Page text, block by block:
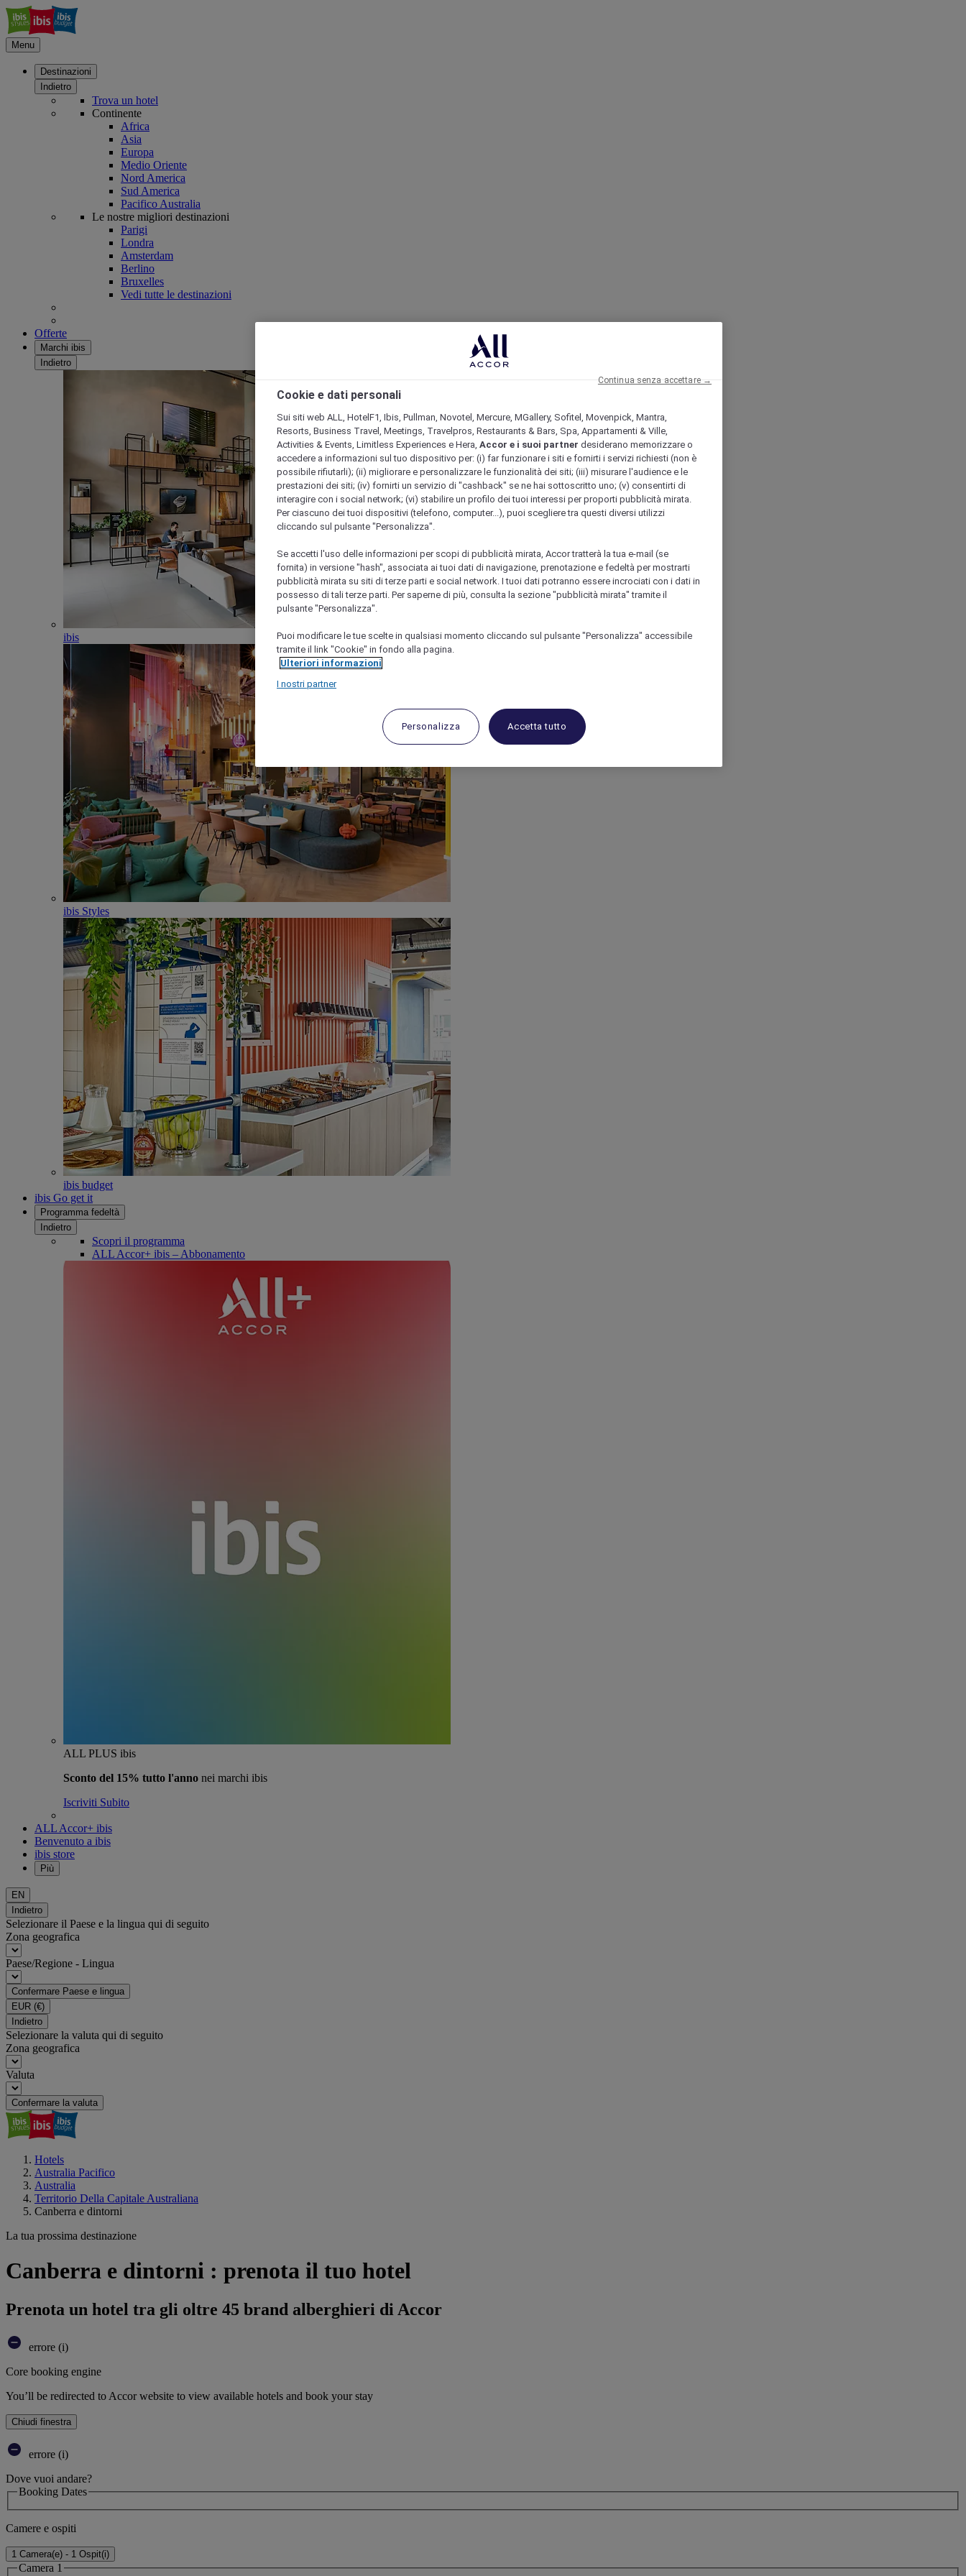
Menu
Destinazioni
Indietro
Trova un hotel
Continente
Africa
Asia
Europa
Medio Oriente
Nord America
Sud America
Pacifico Australia
Le nostre migliori destinazioni
Parigi
Londra
Amsterdam
Berlino
Bruxelles
Vedi tutte le destinazioni
Offerte
Marchi ibis
Indietro
ibis
ibis Styles
ibis budget
ibis Go get it
Programma fedeltà
Indietro
Scopri il programma
ALL Accor+ ibis – Abbonamento
ALL PLUS ibis
Sconto del 15% tutto l'anno nei marchi ibis
Iscriviti Subito
ALL Accor+ ibis
Benvenuto a ibis
ibis store
Più
EN
Indietro
Selezionare il Paese e la lingua qui di seguito
Zona geografica
Paese/Regione - Lingua
Confermare Paese e lingua
EUR (€)
Indietro
Selezionare la valuta qui di seguito
Zona geografica
Valuta
Confermare la valuta
Hotels
Australia Pacifico
Australia
Territorio Della Capitale Australiana
Canberra e dintorni
La tua prossima destinazione
Canberra e dintorni : prenota il tuo hotel
Prenota un hotel tra gli oltre 45 brand alberghieri di Accor
errore (i)
Core booking engine
You’ll be redirected to Accor website to view available hotels and book your stay
Chiudi finestra
errore (i)
Dove vuoi andare?
Booking Dates
Camere e ospiti
1 Camera(e) - 1 Ospit(i)
Camera 1
Cookie e dati personali
Sui siti web ALL, HotelF1, Ibis, Pullman, Novotel, Mercure, MGallery, Sofitel, Movenpick, Mantra,
Resorts, Business Travel, Meetings, Travelpros, Restaurants & Bars, Spa, Appartamenti & Ville,
Activities & Events, Limitless Experiences e Hera, Accor e i suoi partner desiderano memorizzare o
accedere a informazioni sul tuo dispositivo per: (i) far funzionare i siti e fornirti i servizi richiesti (non è
possibile rifiutarli); (ii) migliorare e personalizzare le funzionalità dei siti; (iii) misurare l'audience e le
prestazioni dei siti; (iv) fornirti un servizio di "cashback" se ne hai sottoscritto uno; (v) consentirti di
interagire con i social network; (vi) stabilire un profilo dei tuoi interessi per proporti pubblicità mirata.
Per ciascuno dei tuoi dispositivi (telefono, computer...), puoi scegliere tra questi diversi utilizzi
cliccando sul pulsante "Personalizza".
Se accetti l'uso delle informazioni per scopi di pubblicità mirata, Accor tratterà la tua e-mail (se
fornita) in versione "hash", associata ai tuoi dati di navigazione, prenotazione e fedeltà per mostrarti
pubblicità mirata su siti di terze parti e social network. I tuoi dati potranno essere incrociati con i dati in
possesso di tali terze parti. Per saperne di più, consulta la sezione "pubblicità mirata" tramite il
pulsante "Personalizza".
Puoi modificare le tue scelte in qualsiasi momento cliccando sul pulsante "Personalizza" accessibile
tramite il link "Cookie" in fondo alla pagina.
Ulteriori informazioni
I nostri partner
Personalizza Accetta tutto
Continua senza accettare →